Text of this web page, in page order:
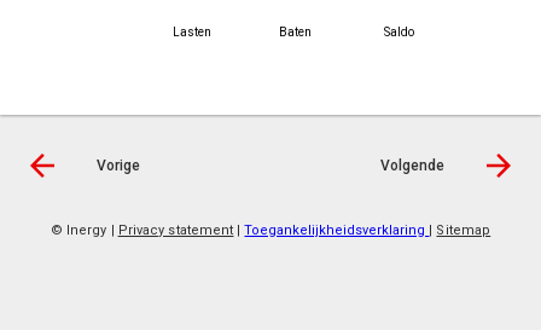
Lasten Baten Saldo
Vorige Volgende
© Inergy | Privacy statement |Toegankelijkheidsverklaring | Sitemap